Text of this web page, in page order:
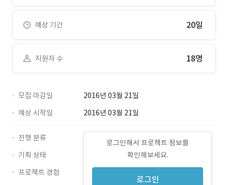
예상 기간 20일
지원자 수 18명
모집 마감일
2016년 03월 21일
예상 시작일
2016년 03월 21일
로그인해서 프로젝트 정보를
확인해보세요.
로그인
진행 분류
기획 상태
프로젝트 경험